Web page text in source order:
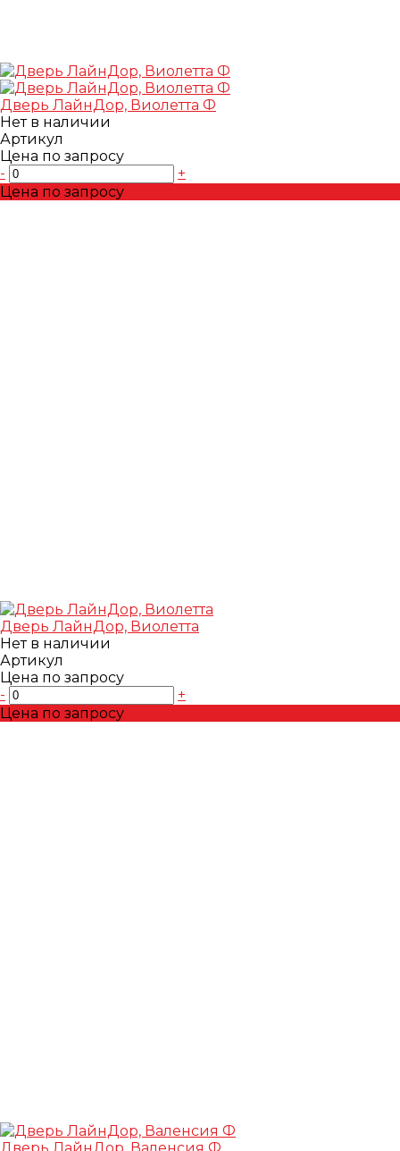
Дверь ЛайнДор, Виолетта Ф
Нет в наличии
Артикул
Цена по запросу
-
+
Цена по запросу
Дверь ЛайнДор, Виолетта
Нет в наличии
Артикул
Цена по запросу
-
+
Цена по запросу